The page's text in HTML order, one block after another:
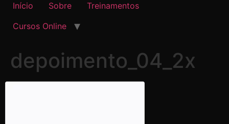
Início Sobre
Treinamentos
Cursos Online
depoimento_04_2x